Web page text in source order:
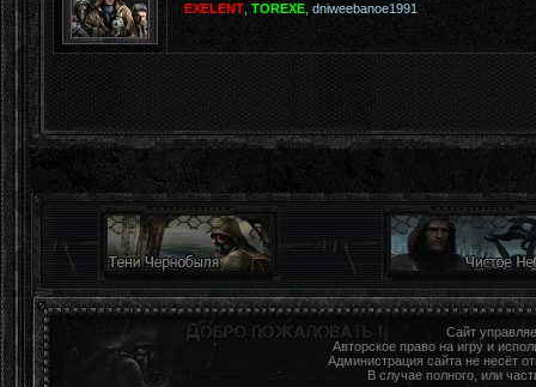
EXELENT ,TOREXE dniweebanoe1991
Сайт
Авторское право на игру и
Администрация сайта не несёт
В случае полного, или